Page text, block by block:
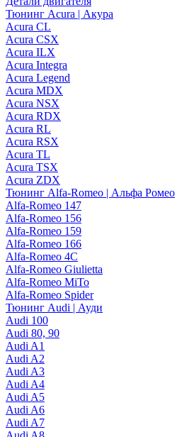
Тюнинг Acura | Акура
Acura CL
Acura CSX
Acura ILX
Acura Integra
Acura Legend
Acura MDX
Acura NSX
Acura RDX
Acura RL
Acura RSX
Acura TL
Acura TSX
Acura ZDX
Тюнинг Alfa-Romeo | Альфа Ромео
Alfa-Romeo 147
Alfa-Romeo 156
Alfa-Romeo 159
Alfa-Romeo 166
Alfa-Romeo 4C
Alfa-Romeo Giulietta
Alfa-Romeo MiTo
Alfa-Romeo Spider
Тюнинг Audi | Ауди
Audi 100
Audi 80, 90
Audi A1
Audi A2
Audi A3
Audi A4
Audi A5
Audi A6
Audi A7